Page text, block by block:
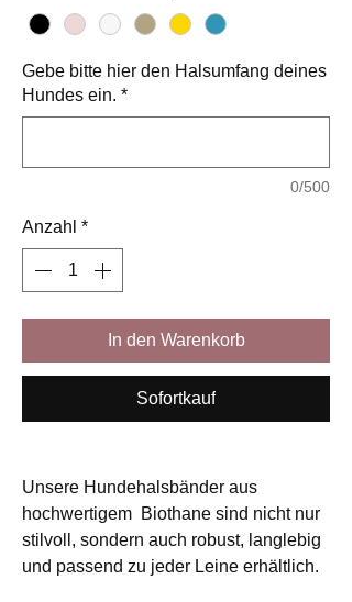
Gebe bitte hier den Halsumfang deines
Hundes ein. *
0/500
Anzahl *
In den Warenkorb
Sofortkauf
Unsere Hundehalsbänder aus
hochwertigem Biothane sind nicht nur
stilvoll, sondern auch robust, langlebig
und passend zu jeder Leine erhältlich.